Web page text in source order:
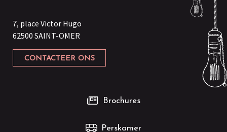
7, place Victor Hugo
62500 SAINT-OMER
CONTACTEER ONS
Brochures
Perskamer